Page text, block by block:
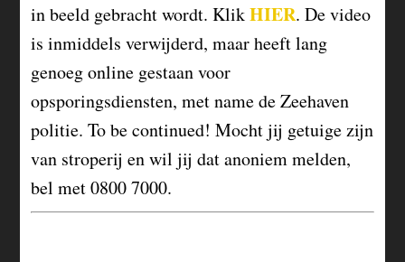
in beeld gebracht wordt. KlikHIER. De video
is inmiddels verwijderd, maar heeft lang
genoeg online gestaan voor
opsporingsdiensten, met name de Zeehaven
politie. To be continued! Mocht jij getuige zijn
van stroperij en wil jij dat anoniem melden,
bel met 0800 7000.